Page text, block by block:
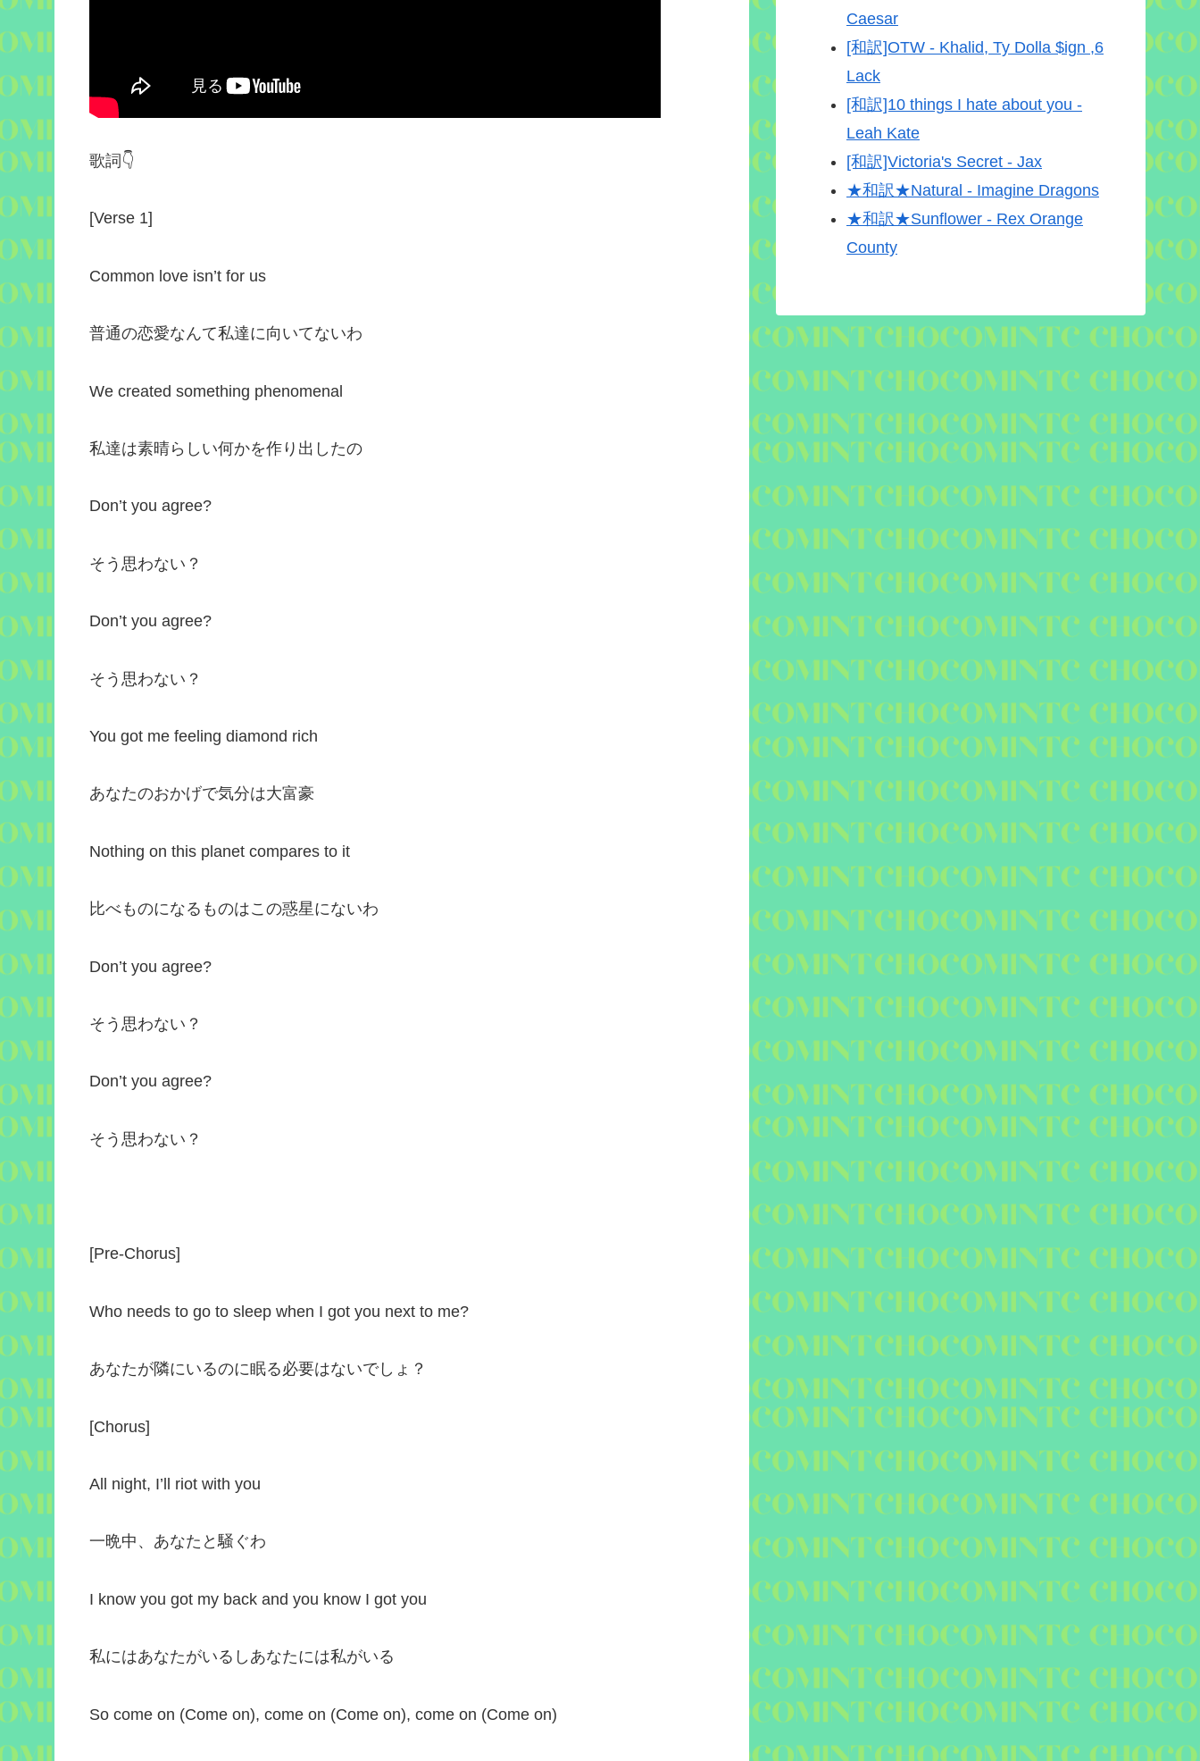
歌詞 👇
[Verse 1]
Common love isn’t for us
普通の恋愛なんて私達に向いてないわ
We created something phenomenal
私達は素晴らしい何かを作り出したの
Don’t you agree?
そう思わない？
Don’t you agree?
そう思わない？
You got me feeling diamond rich
あなたのおかげで気分は大富豪
Nothing on this planet compares to it
比べものになるものはこの惑星にないわ
Don’t you agree?
そう思わない？
Don’t you agree?
そう思わない？
[Pre-Chorus]
Who needs to go to sleep when I got you next to me?
あなたが隣にいるのに眠る必要はないでしょ？
[Chorus]
All night, I’ll riot with you
一晩中、あなたと騒ぐわ
I know you got my back and you know I got you
私にはあなたがいるしあなたには私がいる
So come on (Come on), come on (Come on), come on (Come on)
Caesar
[和訳]OTW - Khalid, Ty Dolla $ign ,6
Lack
[和訳]10 things I hate about you -
Leah Kate
[和訳]Victoria's Secret - Jax
★和訳★Natural - Imagine Dragons
★和訳★Sunflower - Rex Orange
County